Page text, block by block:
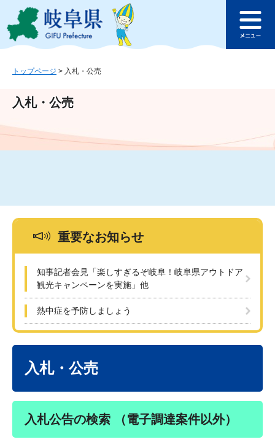
ジ
ュ
文
このページの本文へ
ュ
トップページ > 入札・公売
入札・公売
重要なお知らせ
知事記者会見「楽しすぎるぞ岐阜！岐阜県アウトドア
観光キャンペーンを実施」他
熱中症を予防しましょう
入札・公売
入札公告の検索 （電子調達案件以外）